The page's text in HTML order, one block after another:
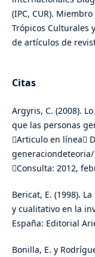
(IPC, CUR).
Trópicos Culturales
de artículos de
Citas
Argyris, C. (2008).
que las personas
Articulo en línea
Consulta: 2012,
Bericat, E. (1998).
y cualitativo en la
España: Editorial
Bonilla, E. y